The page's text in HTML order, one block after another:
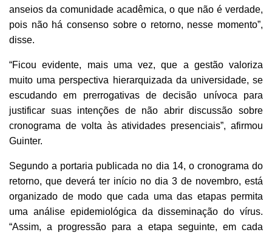
anseios da comunidade acadêmica, o que não é verdade,
pois não há consenso sobre o retorno, nesse momento”,
disse.
“Ficou evidente, mais uma vez, que a gestão valoriza
muito uma perspectiva hierarquizada da universidade, se
escudando em prerrogativas de decisão unívoca para
justificar suas intenções de não abrir discussão sobre
cronograma de volta às atividades presenciais”, afirmou
Guinter.
Segundo a portaria publicada no dia 14, o cronograma do
retorno, que deverá ter início no dia 3 de novembro, está
organizado de modo que cada uma das etapas permita
uma análise epidemiológica da disseminação do vírus.
“Assim, a progressão para a etapa seguinte, em cada